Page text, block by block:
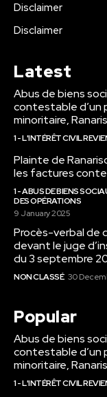
Disclaimer
Disclaimer
Latest
Abus de biens
contestable d’un
minoritaire,
1 - L'INTÉRÊT CIVIL
Plainte de
les factures
1 - ABUS DE BIENS
DES OPÉRATIONS
9 January 2025
Procès-verbal de
devant le juge
du 3 septembre
NON CLASSÉ 30
Popular
Abus de biens
contestable d’un
minoritaire,
1 - L'INTÉRÊT CIVIL